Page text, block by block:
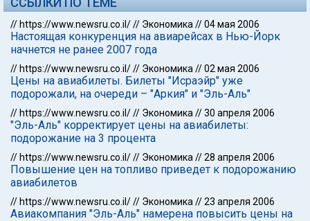
// https://www.newsru.co.il/// Экономика //04 мая 2006
Настоящая конкуренция на авиарейсах в Нью-Йорк
начнется не ранее 2007 года
// https://www.newsru.co.il/// Экономика //02 мая 2006
Цены на авиабилеты. Билеты "Исраэйр" уже
подорожали, на очереди – "Аркия" и "Эль-Аль"
// https://www.newsru.co.il/// Экономика //30 апреля 2006
"Эль-Аль" корректирует цены на авиабилеты:
подорожание на 3 процента
// https://www.newsru.co.il/// Экономика //28 апреля 2006
Повышение цен на топливо приведет к подорожанию
авиабилетов
// https://www.newsru.co.il/// Экономика //23 апреля 2006
Авиакомпания "Эль-Аль" намерена повысить цены на